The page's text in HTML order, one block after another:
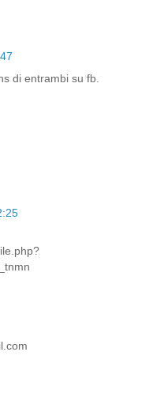
di entrambi su fb.